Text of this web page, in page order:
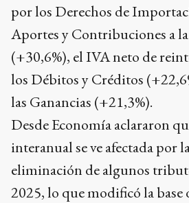
por los Derechos de
Aportes y Contribuciones a
(+30,6%), el IVA neto de
los Débitos y Créditos
las Ganancias (+21,3%).
Desde Economía aclararon
interanual se ve afectada por
eliminación de algunos
2025, lo que modificó la base